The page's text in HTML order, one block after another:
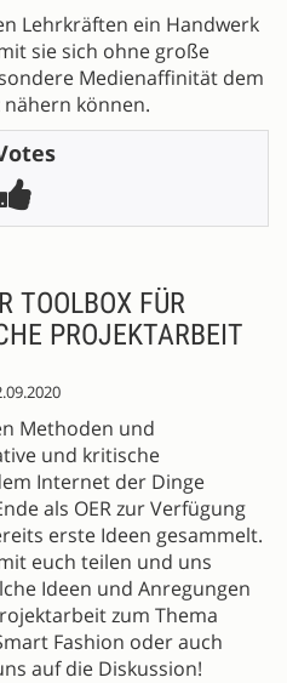
Lehrkräften ein Handwerk
sie sich ohne große
Medienaffinität dem
können.
TOOLBOX FÜR
PROJEKTARBEIT
Methoden und
und kritische
Internet der Dinge
als OER zur Verfügung
erste Ideen gesammelt.
euch teilen und uns
Ideen und Anregungen
zum Thema
Fashion oder auch
auf die Diskussion!